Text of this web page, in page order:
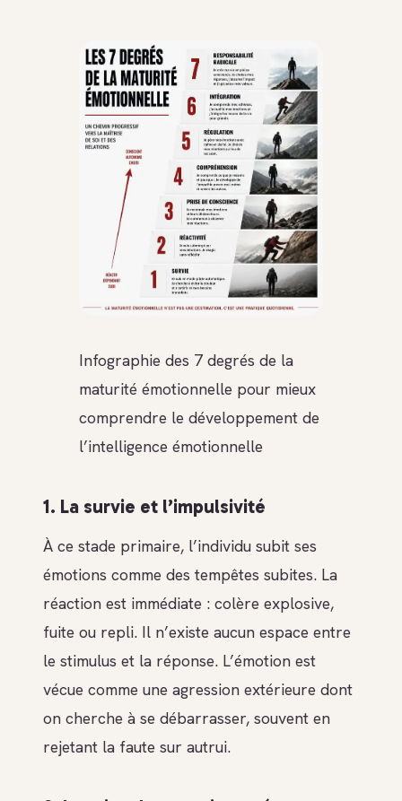
Infographie des 7 degrés de la
maturité émotionnelle pour mieux
comprendre le développement de
l’intelligence émotionnelle
1. La survie et l’impulsivité
À ce stade primaire, l’individu subit ses
émotions comme des tempêtes subites. La
réaction est immédiate : colère explosive,
fuite ou repli. Il n’existe aucun espace entre
le stimulus et la réponse. L’émotion est
vécue comme une agression extérieure dont
on cherche à se débarrasser, souvent en
rejetant la faute sur autrui.